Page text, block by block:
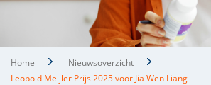
Home
Nieuwsoverzicht
Leopold Meijler Prijs 2025 voor Jia Wen Liang